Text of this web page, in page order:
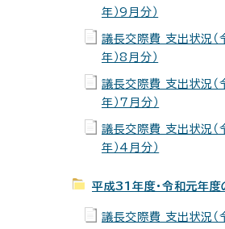
年）9月分）
議長交際費 支出状況
年）8月分）
議長交際費 支出状況
年）7月分）
議長交際費 支出状況
年）4月分）
平成31年度・令和元年
議長交際費 支出状況